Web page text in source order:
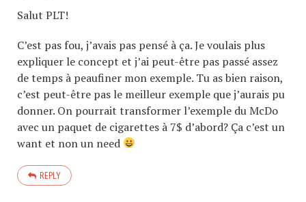
Salut PLT!
C’est pas fou, j’avais pas pensé à ça. Je voulais plus
expliquer le concept et j’ai peut-être pas passé assez
de temps à peaufiner mon exemple. Tu as bien raison,
c’est peut-être pas le meilleur exemple que j’aurais pu
donner. On pourrait transformer l’exemple du McDo
avec un paquet de cigarettes à 7$ d’abord? Ça c’est un
want et non un need
REPLY